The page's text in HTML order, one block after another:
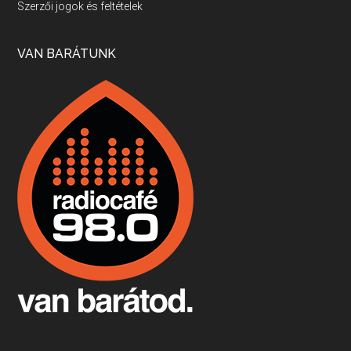
Apr 17, 2026 • 00:35:38
Boston, teadélután, bab és homár
Apr 9, 2026 • 00:37:17
Fermentáljunk, a testünk meghálálja!
Apr 3, 2026 • 00:36:07
Szerzői jogok és feltételek
VAN BARÁTUNK